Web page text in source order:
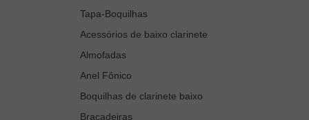
Tapa-Boquilhas
Acessórios de baixo clarinete
Almofadas
Anel Fônico
Boquilhas de clarinete baixo
Braçadeiras